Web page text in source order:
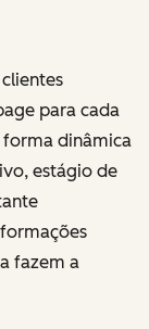
para cada
dinâmica
estágio de
fazem a